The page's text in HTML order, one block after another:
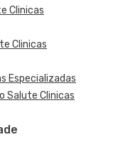
Clinicas
Clinicas
Especializadas
Salute Clinicas